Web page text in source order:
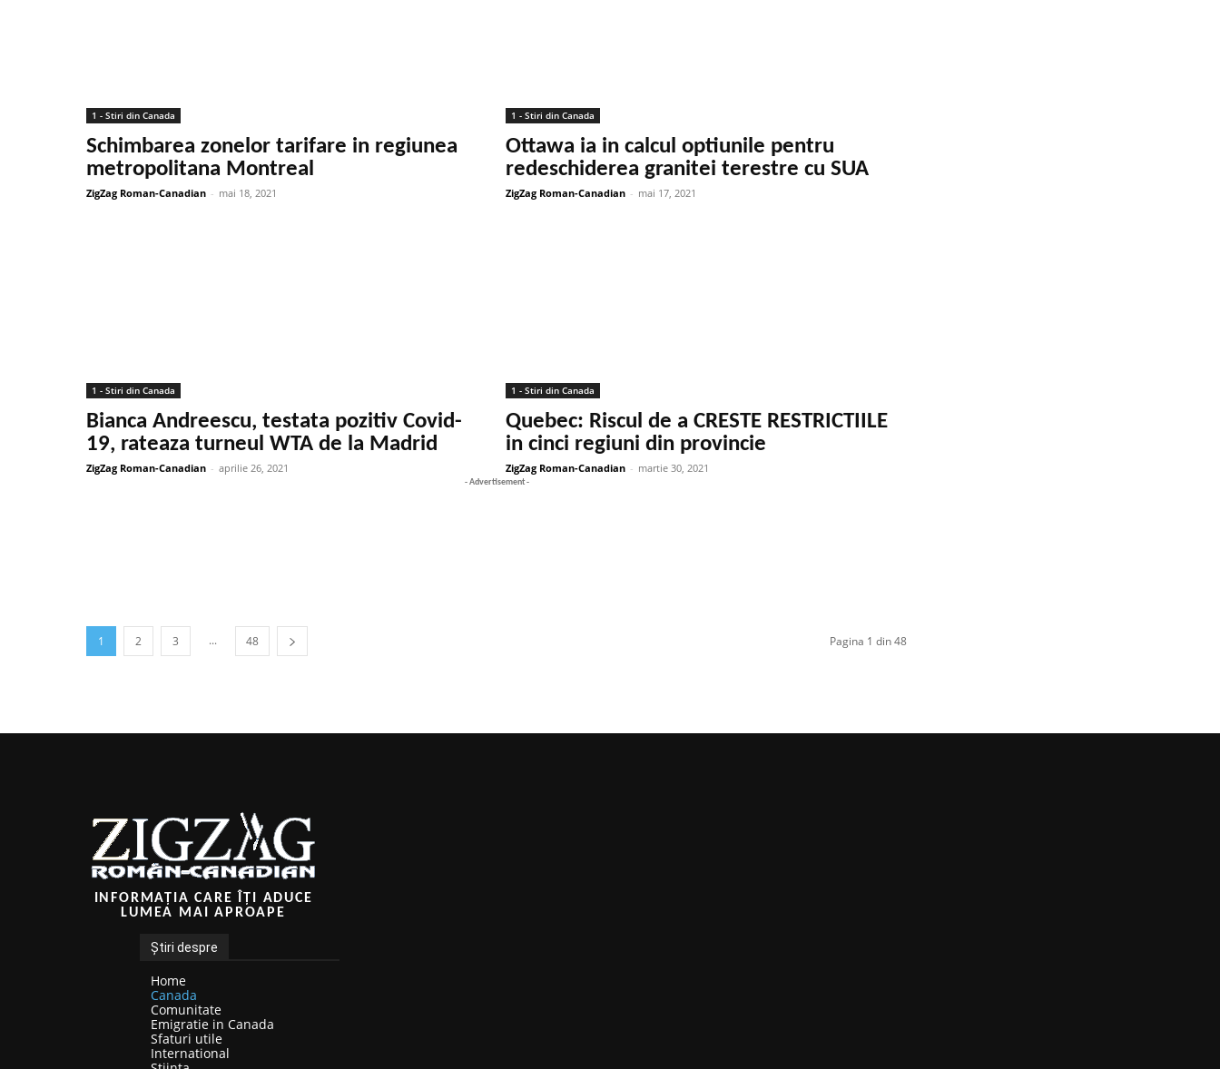
1 - Stiri din Canada
Schimbarea zonelor tarifare in regiunea
metropolitana Montreal
ZigZag Roman-Canadian - mai 18, 2021
1 - Stiri din Canada
Ottawa ia in calcul optiunile pentru
redeschiderea granitei terestre cu SUA
ZigZag Roman-Canadian - mai 17, 2021
1 - Stiri din Canada
Bianca Andreescu, testata pozitiv Covid-
19, rateaza turneul WTA de la Madrid
ZigZag Roman-Canadian - aprilie 26, 2021
1 - Stiri din Canada
Quebec: Riscul de a CRESTE RESTRICTIILE
in cinci regiuni din provincie
ZigZag Roman-Canadian - martie 30, 2021
- Advertisement -
1 2 3 ... 48 Pagina 1 din 48
INFORMAȚIA CARE ÎȚI ADUCE
LUMEA MAI APROAPE
Știri despre
Home
Canada
Comunitate
Emigratie in Canada
Sfaturi utile
International